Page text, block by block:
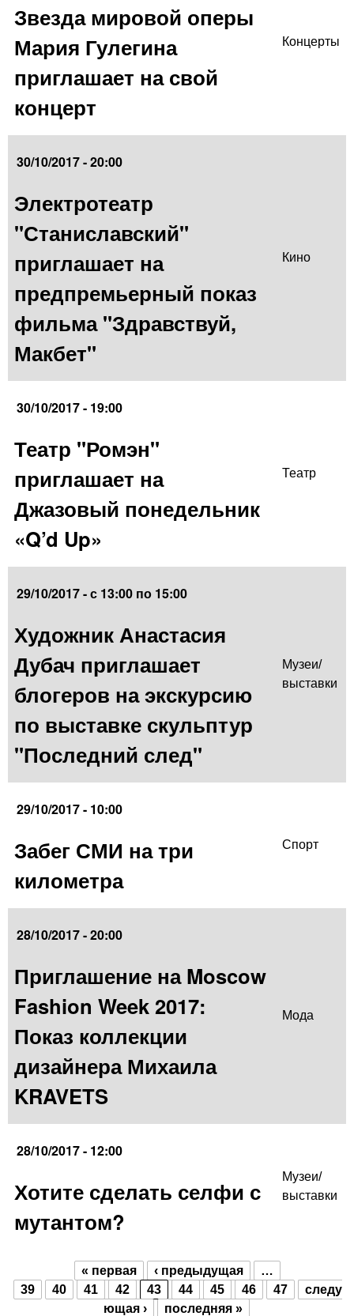
Звезда мировой оперы
Мария Гулегина
приглашает на свой
концерт
Концерты
30/10/2017 - 20:00
Электротеатр
"Станиславский"
приглашает на
предпремьерный показ
фильма "Здравствуй,
Макбет"
Кино
30/10/2017 - 19:00
Театр "Ромэн"
приглашает на
Джазовый понедельник
«Q’d Up»
Театр
29/10/2017 -с 13:00 по 15:00
Художник Анастасия
Дубач приглашает
блогеров на экскурсию
по выставке скульптур
"Последний след"
Музеи/
выставки
29/10/2017 - 10:00
Забег СМИ на три
километра
Спорт
28/10/2017 - 20:00
Приглашение на Moscow
Fashion Week 2017:
Показ коллекции
дизайнера Михаила
KRAVETS
Мода
28/10/2017 - 12:00
Хотите сделать селфи с
мутантом?
Музеи/
выставки
Страницы
« первая ‹ предыдущая
…
39
40 41 42 43 44 45 46 47
следу
ющая ›
последняя »